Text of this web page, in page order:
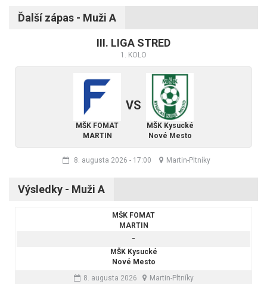
Ďalší zápas - Muži A
III. LIGA STRED
1. KOLO
MŠK FOMAT
MARTIN
VS
MŠK Kysucké
Nové Mesto
8. augusta 2026 - 17:00 Martin-Pltníky
Výsledky - Muži A
MŠK FOMAT
MARTIN
-
MŠK Kysucké
Nové Mesto
8. augusta 2026
Martin-Pltníky